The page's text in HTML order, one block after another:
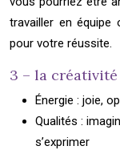
travailler en équipe
pour votre réussite.
3 – la créativité
Énergie : joie,
Qualités :
s’exprimer